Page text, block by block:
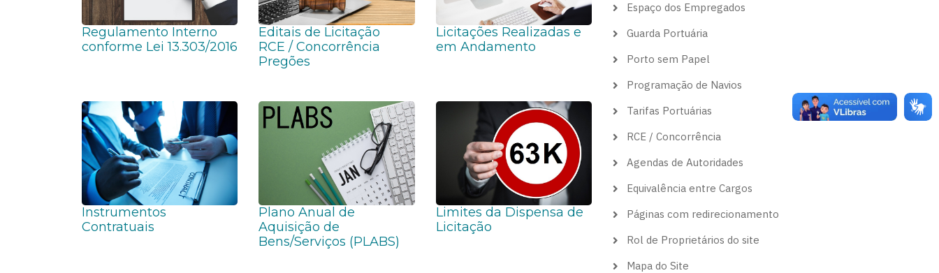
Regulamento Interno
conforme Lei 13.303/2016
Editais de Licitação
RCE / Concorrência
Pregões
Licitações Realizadas e
em Andamento
Instrumentos
Contratuais
Plano Anual de
Aquisição de
Bens/Serviços (PLABS)
Limites da Dispensa de
Licitação
Espaço dos Empregados
Guarda Portuária
Porto sem Papel
Programação de Navios
Tarifas Portuárias
RCE / Concorrência
Agendas de Autoridades
Equivalência entre Cargos
Páginas com redirecionamento
Rol de Proprietários do site
Mapa do Site